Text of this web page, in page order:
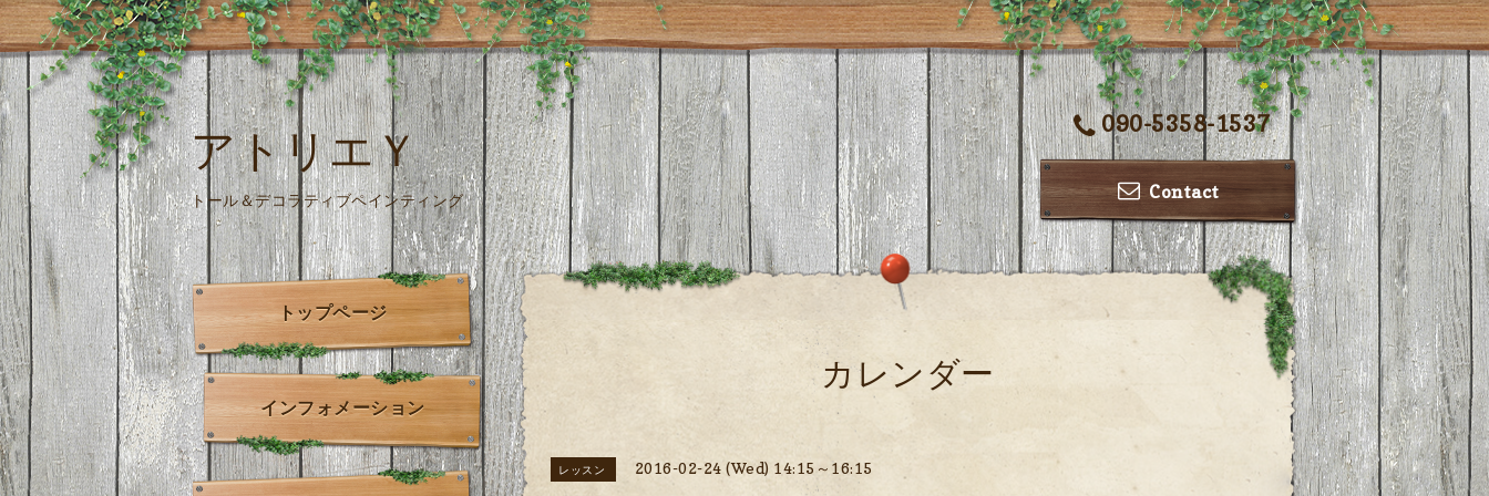
090-5358-1537
Contact
アトリエＹ
トール＆デコラティブペインティング
カレンダー
レッスン 2016-02-24 (Wed) 14:15～16:15
トップページ
インフォメーション